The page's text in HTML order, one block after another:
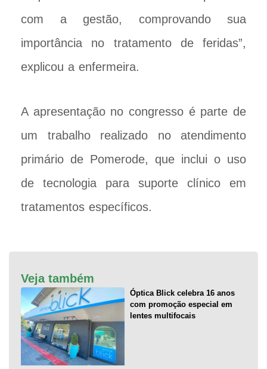
com a gestão, comprovando sua
importância no tratamento de feridas”,
explicou a enfermeira.
A apresentação no congresso é parte de
um trabalho realizado no atendimento
primário de Pomerode, que inclui o uso
de tecnologia para suporte clínico em
tratamentos específicos.
Veja também
Óptica Blick celebra 16 anos
com promoção especial em
lentes multifocais